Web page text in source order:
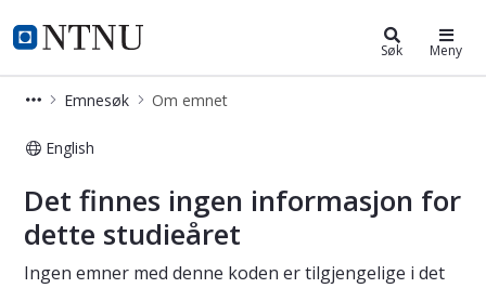
NTNU Hjemmeside
Studier Søk Meny
Emnesøk Om emnet
English
Om emnet
Det finnes ingen informasjon for
dette studieåret
Ingen emner med denne koden er tilgjengelige i det